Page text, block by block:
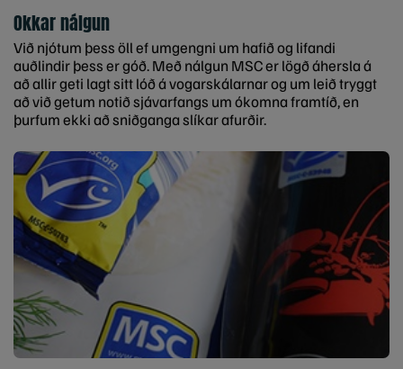
Okkar nálgun
Við njótum þess öll ef umgengni um hafið og lifandi
auðlindir þess er góð. Með nálgun MSC er lögð áhersla á
að allir geti lagt sitt lóð á vogarskálarnar og um leið tryggt
að við getum notið sjávarfangs um ókomna framtíð, en
þurfum ekki að sniðganga slíkar afurðir.